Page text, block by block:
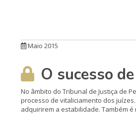
Maio 2015
O sucesso
No âmbito do Tribunal de Justiça de
processo de vitaliciamento dos
adquirirem a estabilida­de. Também